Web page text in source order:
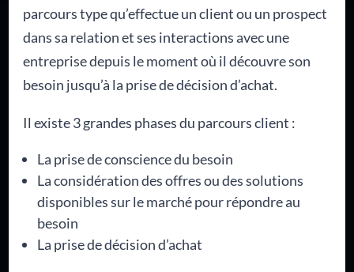
parcours type qu’effectue un client ou un prospect
dans sa relation et ses interactions avec une
entreprise depuis le moment où il découvre son
besoin jusqu’à la prise de décision d’achat.
Il existe 3 grandes phases du parcours client :
La prise de conscience du besoin
La considération des offres ou des solutions
disponibles sur le marché pour répondre au
besoin
La prise de décision d’achat